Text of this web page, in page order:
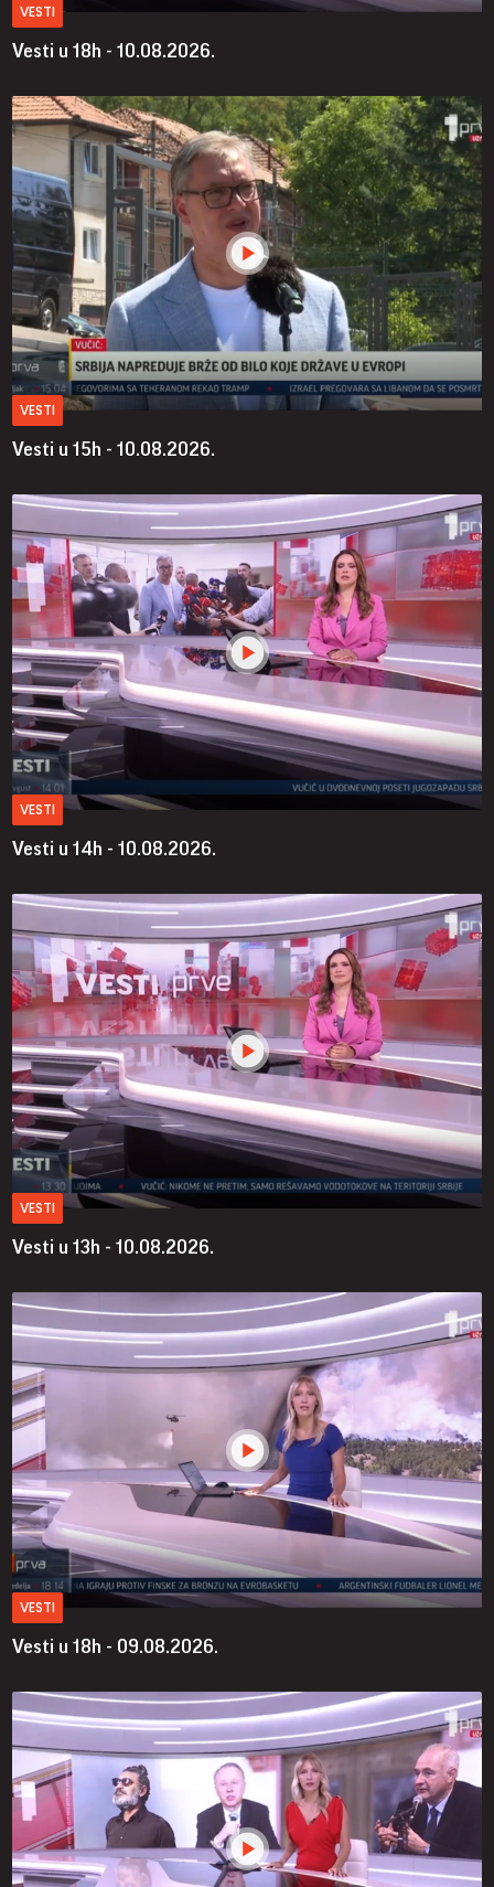
VESTI
Vesti u 18h - 10.08.2026.
VESTI
Vesti u 15h - 10.08.2026.
VESTI
Vesti u 14h - 10.08.2026.
VESTI
Vesti u 13h - 10.08.2026.
VESTI
Vesti u 18h - 09.08.2026.